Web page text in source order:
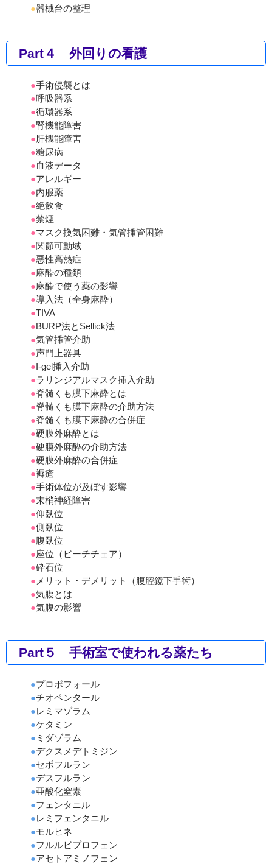
●器械台の整理
Part４ 外回りの看護
●手術侵襲とは
●呼吸器系
●循環器系
●腎機能障害
●肝機能障害
●糖尿病
●血液データ
●アレルギー
●内服薬
●絶飲食
●禁煙
●マスク換気困難・気管挿管困難
●関節可動域
●悪性高熱症
●麻酔の種類
●麻酔で使う薬の影響
●導入法（全身麻酔）
●TIVA
●BURP法とSellick法
●気管挿管介助
●声門上器具
●I-gel挿入介助
●ラリンジアルマスク挿入介助
●脊髄くも膜下麻酔とは
●脊髄くも膜下麻酔の介助方法
●脊髄くも膜下麻酔の合併症
●硬膜外麻酔とは
●硬膜外麻酔の介助方法
●硬膜外麻酔の合併症
●褥瘡
●手術体位が及ぼす影響
●末梢神経障害
●仰臥位
●側臥位
●腹臥位
●座位（ビーチチェア）
●砕石位
● メリット・デメリット（腹腔鏡下手術）
●気腹とは
●気腹の影響
Part５ 手術室で使われる薬たち
●プロポフォール
●チオペンタール
●レミマゾラム
●ケタミン
● ミダゾラム
●デクスメデトミジン
●セボフルラン
●デスフルラン
●亜酸化窒素
●フェンタニル
●レミフェンタニル
●モルヒネ
●フルルビプロフェン
●アセトアミノフェン